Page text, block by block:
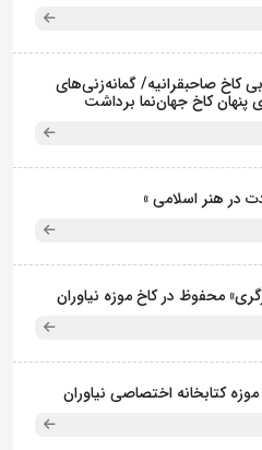
صاحبقرانیه/ گمانه‌زنی‌های
پنهان کاخ جهان‌نما برداشت
در هنر اسلامی »
محفوظ در کاخ موزه نیاوران
کتابخانه اختصاصی نیاوران